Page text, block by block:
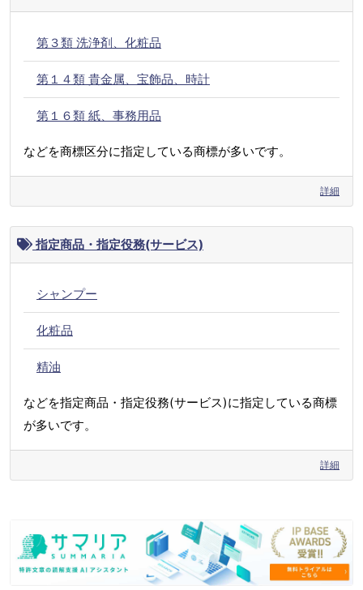
第３類 洗浄剤、化粧品
第１４類 貴金属、宝飾品、時計
第１６類 紙、事務用品
などを商標区分に指定している商標が多いです。
詳細
指定商品・指定役務(サービス)
シャンプー
化粧品
精油
などを指定商品・指定役務(サービス)に指定している商標
が多いです。
詳細